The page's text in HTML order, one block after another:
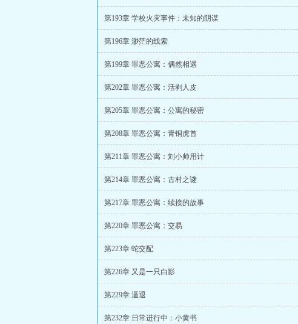
第193章 学校火灾事件：未知的阴谋
第196章 渺茫的线索
第199章 罪恶公寓：偶然相遇
第202章 罪恶公寓：活剥人皮
第205章 罪恶公寓：公寓的秘密
第208章 罪恶公寓：青铜虎首
第211章 罪恶公寓：刘小帅用计
第214章 罪恶公寓：古村之谜
第217章 罪恶公寓：续接的故事
第220章 罪恶公寓：交易
第223章 蛇交配
第226章 又是一只白影
第229章 逼退
第232章 日常进行中：小黄书